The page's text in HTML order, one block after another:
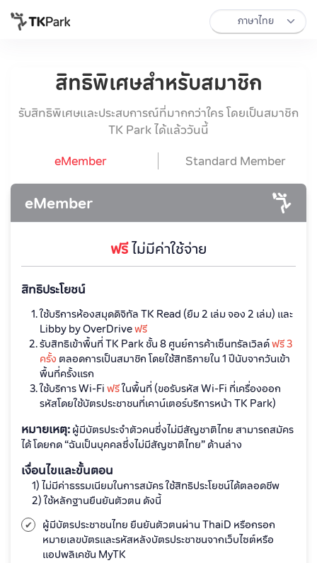
สิทธิพิเศษสำหรับสมาชิก
รับสิทธิพิเศษและประสบการณ์ที่มากกว่าใคร โดยเป็นสมาชิก
TK Park ได้แล้ววันนี้
eMember
Standard Member
eMember
ฟรีไม่มีค่าใช้จ่าย
สิทธิประโยชน์
ใช้บริการห้องสมุดดิจิทัล TK Read (ยืม 2 เล่ม จอง 2 เล่ม) และ
Libby by OverDriveฟรี
รับสิทธิเข้าพื้นที่ TK Park ชั้น 8 ศูนย์การค้าเซ็นทรัลเวิลด์ฟรี 3
ครั้ง ตลอดการเป็นสมาชิก โดยใช้สิทธิภายใน 1 ปีนับจากวันเข้า
พื้นที่ครั้งแรก
ใช้บริการ Wi-Fiฟรีในพื้นที่ (ขอรับรหัส Wi-Fi ที่เครื่องออก
รหัสโดยใช้บัตรประชาชนที่เคาน์เตอร์บริการหน้า TK Park)
หมายเหตุ:ผู้มีบัตรประจำตัวคนซึ่งไม่มีสัญชาติไทย สามารถสมัคร
ได้ โดยกด “ฉันเป็นบุคคลซึ่งไม่มีสัญชาติไทย” ด้านล่าง
เงื่อนไขและขั้นตอน
1) ไม่มีค่าธรรมเนียมในการสมัคร ใช้สิทธิประโยชน์ได้ตลอดชีพ
2) ใช้หลักฐานยืนยันตัวตน ดังนี้
ผู้มีบัตรประชาชนไทย ยืนยันตัวตนผ่าน ThaiD หรือกรอก
หมายเลขบัตรและรหัสหลังบัตรประชาชนจากเว็บไซต์หรือ
แอปพลิเคชัน MyTK